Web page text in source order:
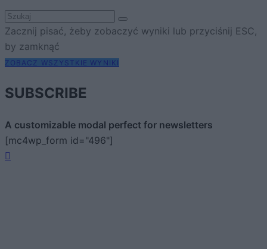
Zacznij pisać, żeby zobaczyć wyniki lub przyciśnij ESC,
by zamknąć
ZOBACZ WSZYSTKIE WYNIKI
SUBSCRIBE
A customizable modal perfect for newsletters
[mc4wp_form id="496"]